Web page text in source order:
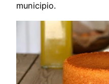
municipio.